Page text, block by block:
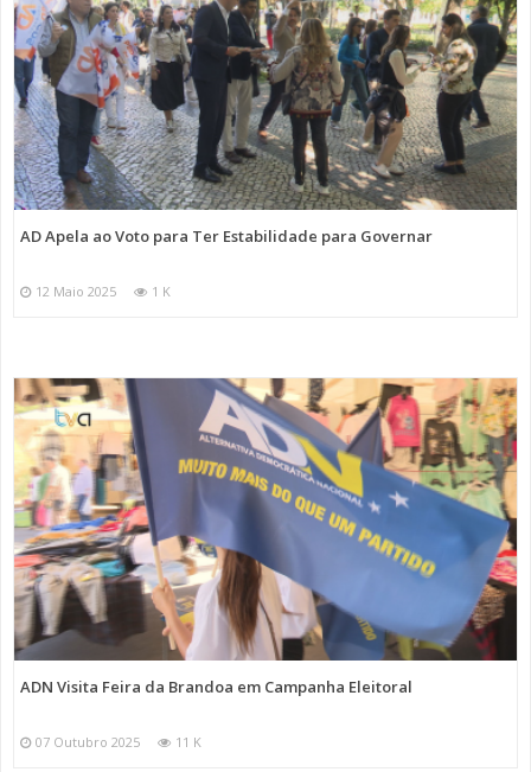
AD Apela ao Voto para Ter Estabilidade para Governar
12 Maio 2025 1 K
ADN Visita Feira da Brandoa em Campanha Eleitoral
07 Outubro 2025 11 K